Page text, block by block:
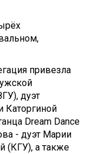
привезла
дуэт
Каторгиной
Dream Dance
- дуэт Марии
(КГУ), а также